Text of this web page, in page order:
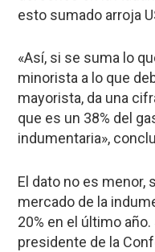
esto sumado arroja
«Así, si se suma lo
minorista a lo que
mayorista, da una
que es un 38% del
indumentaria»,
El dato no es menor,
mercado de la
20% en el último
presidente de la